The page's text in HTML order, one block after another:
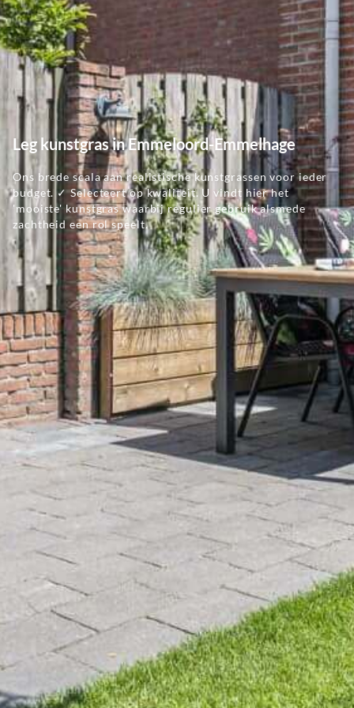
Leg kunstgras in Emmeloord-Emmelhage
Ons brede scala aan realistische kunstgrassen voor ieder
budget. ✓ Selecteert op kwaliteit. U vindt hier het
'mooiste' kunstgras waarbij regulier gebruik alsmede
zachtheid een rol speelt.